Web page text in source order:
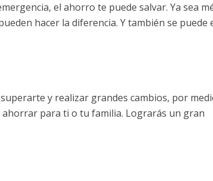
el ahorro te puede salvar. Ya sea
hacer la diferencia. Y también se puede
y realizar grandes cambios, por
ahorrar para ti o tu familia. Lograrás un gran